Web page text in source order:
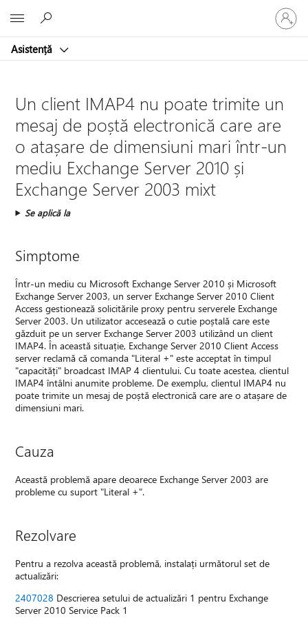
Asistență
vă
la
dvs.
Un client IMAP4 nu poate trimite un
mesaj de poștă electronică care are
o atașare de dimensiuni mari într-un
mediu Exchange Server 2010 și
Exchange Server 2003 mixt
Se aplică la
Simptome
Într-un mediu cu Microsoft Exchange Server 2010 și Microsoft
Exchange Server 2003, un server Exchange Server 2010 Client
Access gestionează solicitările proxy pentru serverele Exchange
Server 2003. Un utilizator accesează o cutie poștală care este
găzduit pe un server Exchange Server 2003 utilizând un client
IMAP4. În această situație, Exchange Server 2010 Client Access
server reclamă că comanda "Literal +" este acceptat în timpul
"capacități" broadcast IMAP 4 clientului. Cu toate acestea, clientul
IMAP4 întâlni anumite probleme. De exemplu, clientul IMAP4 nu
poate trimite un mesaj de poștă electronică care are o atașare de
dimensiuni mari.
Cauza
Această problemă apare deoarece Exchange Server 2003 are
probleme cu suport "Literal +".
Rezolvare
Pentru a rezolva această problemă, instalați următorul set de
actualizări:
2407028 Descrierea setului de actualizări 1 pentru Exchange
Server 2010 Service Pack 1